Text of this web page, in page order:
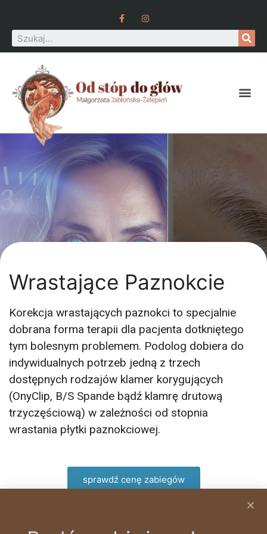
Wrastające Paznokcie
Korekcja wrastających paznokci to specjalnie
dobrana forma terapii dla pacjenta dotkniętego
tym bolesnym problemem. Podolog dobiera do
indywidualnych potrzeb jedną z trzech
dostępnych rodzajów klamer korygujących
(OnyClip, B/S Spande bądź klamrę drutową
trzyczęściową) w zależności od stopnia
wrastania płytki paznokciowej.
sprawdź cenę zabiegów